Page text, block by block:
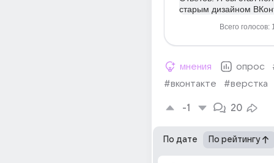
старым дизайном
Всего голосов:
мнения опрос
#вконтакте
#верстка
-1 20
По дате По рейтингу